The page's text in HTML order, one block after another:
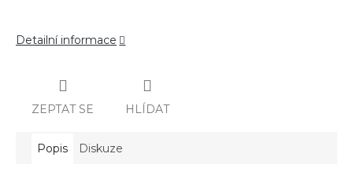
Detailní informace
ZEPTAT SE HLÍDAT
Popis Diskuze